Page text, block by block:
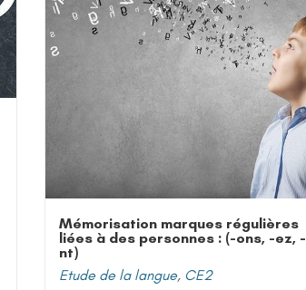
Mémorisation marques régulières
liées à des personnes : (-ons, -ez, -
nt)
Etude de la langue, CE2